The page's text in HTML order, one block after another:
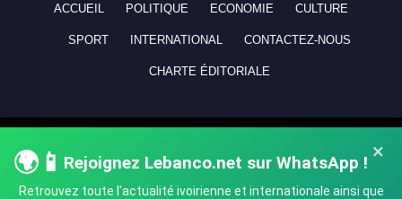
×
🌍📱 Rejoignez Lebanco.net sur WhatsApp !
Retrouvez toute l'actualité ivoirienne et internationale ainsi que
ACCUEIL POLITIQUE ECONOMIE CULTURE
SPORT INTERNATIONAL CONTACTEZ-NOUS
CHARTE ÉDITORIALE
réservés - All rights reserved.